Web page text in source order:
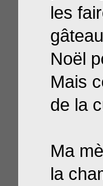
les
Noël
Mais
de la
Ma
la